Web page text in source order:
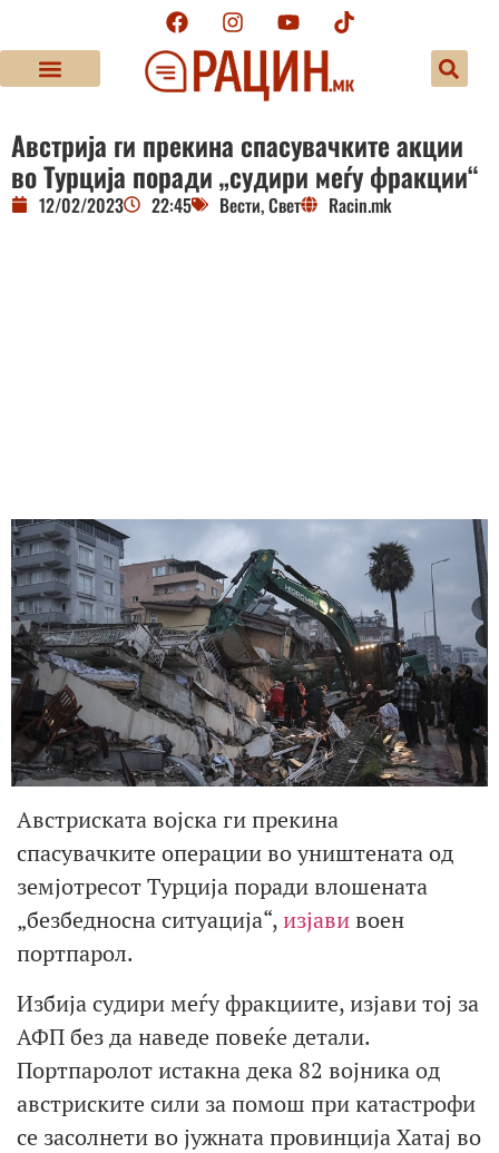
Австрија ги прекина спасувачките акции
во Турција поради „судири меѓу фракции“
12/02/2023 22:45 Вести,Свет Racin.mk
Австриската војска ги прекина
спасувачките операции во уништената од
земјотресот Турција поради влошената
„безбедносна ситуација“,изјавивоен
портпарол.
Избија судири меѓу фракциите, изјави тој за
АФП без да наведе повеќе детали.
Портпаролот истакна дека 82 војника од
австриските сили за помош при катастрофи
се засолнети во јужната провинција Хатај во